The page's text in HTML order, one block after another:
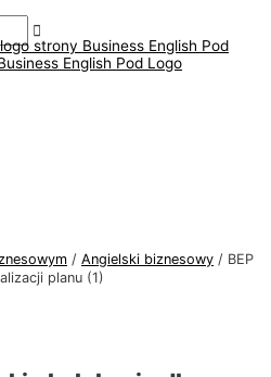
/ Angielski biznesowy / BEP
planu (1)